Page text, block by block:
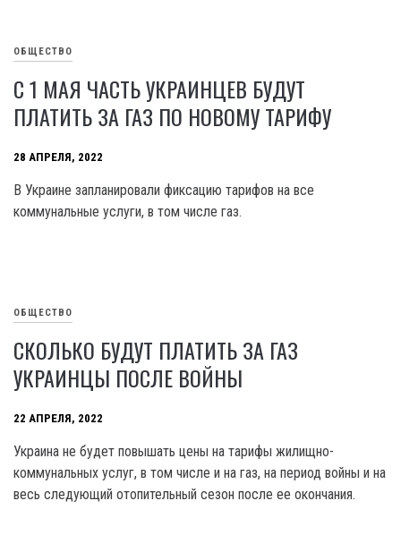
ОБЩЕСТВО
С 1 МАЯ ЧАСТЬ УКРАИНЦЕВ БУДУТ
ПЛАТИТЬ ЗА ГАЗ ПО НОВОМУ ТАРИФУ
28 АПРЕЛЯ, 2022
В Украине запланировали фиксацию тарифов на все
коммунальные услуги, в том числе газ.
ОБЩЕСТВО
СКОЛЬКО БУДУТ ПЛАТИТЬ ЗА ГАЗ
УКРАИНЦЫ ПОСЛЕ ВОЙНЫ
22 АПРЕЛЯ, 2022
Украина не будет повышать цены на тарифы жилищно-
коммунальных услуг, в том числе и на газ, на период войны и на
весь следующий отопительный сезон после ее окончания.